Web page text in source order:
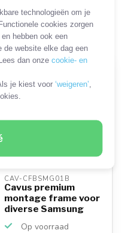
technologieën om je
cookies zorgen
hebben ook een
de website elke dag een
dan onzecookie- en
je kiest voor‘weigeren’
SORTEER OP
CAV-CFBSMG01B
Cavus premium
montage frame voor
diverse Samsung
Op voorraad